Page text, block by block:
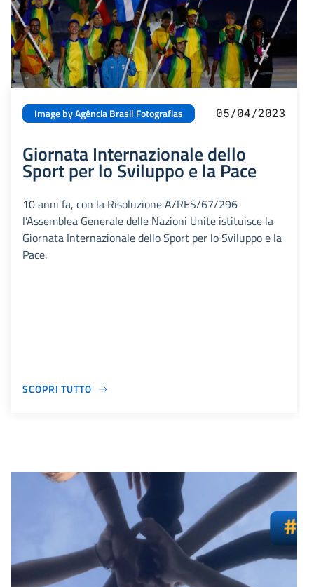
Image by Agência Brasil Fotografias 05/04/2023
Giornata Internazionale dello
Sport per lo Sviluppo e la Pace
10 anni fa, con la Risoluzione A/RES/67/296
l’Assemblea Generale delle Nazioni Unite istituisce la
Giornata Internazionale dello Sport per lo Sviluppo e la
Pace.
SCOPRI TUTTO